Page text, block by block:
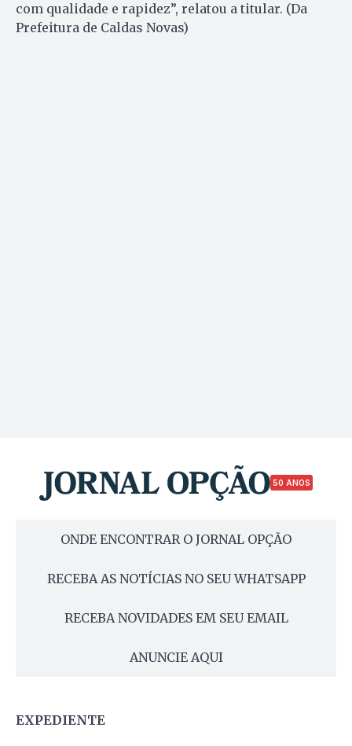
com qualidade e rapidez”, relatou a titular. (Da
Prefeitura de Caldas Novas)
50 ANOS
ONDE ENCONTRAR O JORNAL OPÇÃO
RECEBA AS NOTÍCIAS NO SEU WHATSAPP
RECEBA NOVIDADES EM SEU EMAIL
ANUNCIE AQUI
EXPEDIENTE